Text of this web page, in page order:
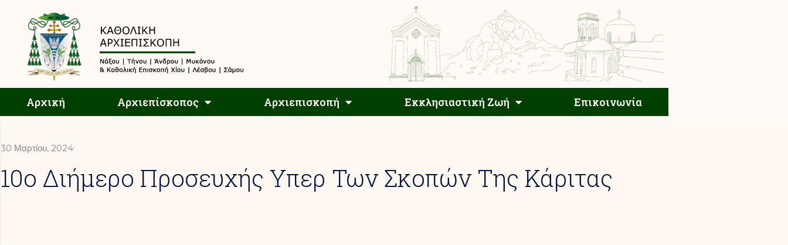
Αρχική Αρχιεπίσκοπος Αρχιεπισκοπή Εκκλησιαστική Ζωή Επικοινωνία
Αρχιεπισκοπή Εκκλησιαστική Ζωή Επικοινωνία
30 Μαρτίου, 2024
10o Διήμερο Προσευχής Υπερ Των Σκοπών Της Κάριτας